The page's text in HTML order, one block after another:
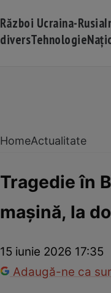
Război Ucraina-Rusia
diversTehnologie
HomeActualitate
Tragedie în
mașină, la
15 iunie 2026 17:35
Adaugă-ne ca